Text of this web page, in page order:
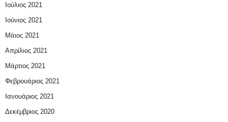
Ιούλιος 2021
Ιούνιος 2021
Μάιος 2021
Απρίλιος 2021
Μάρτιος 2021
Φεβρουάριος 2021
Ιανουάριος 2021
Δεκέμβριος 2020